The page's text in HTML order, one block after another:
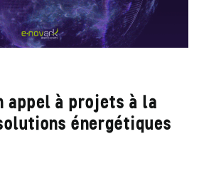
appel à projets à la
énergétiques